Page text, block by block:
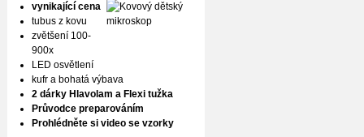
vynikající cena
tubus z kovu
zvětšení 100-
900x
LED osvětlení
kufr a bohatá výbava
2 dárky Hlavolam a Flexi tužka
Průvodce preparováním
Prohlédněte si video se vzorky